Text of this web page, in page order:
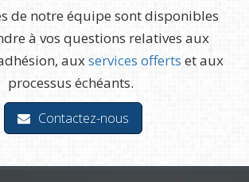
de notre équipe sont disponibles
à vos questions relatives aux
auxservices offerts et aux
processus échéants.
Contactez-nous